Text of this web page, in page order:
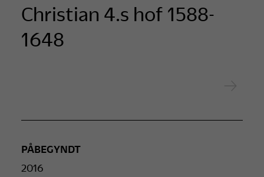
Christian 4.s hof 1588-
1648
PÅBEGYNDT
2016